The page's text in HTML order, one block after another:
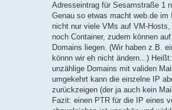
Adresseintrag für Sesamstraße 1
Genau so etwas macht web.de im
nicht nur viele VMs auf VM-
noch Container, zudem können
Domains liegen. (Wir haben z.B.
könnn wir eh nicht ändern...)
unzählige Domains mit validen
umgekehrt kann die einzelne IP
zurückzeigen (der ja auch kein
Fazit: einen PTR für die IP eines